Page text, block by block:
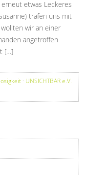
erneut etwas Leckeres
trafen uns mit
wir an einer
angetroffen
[…]
· UNSICHTBAR e.V.